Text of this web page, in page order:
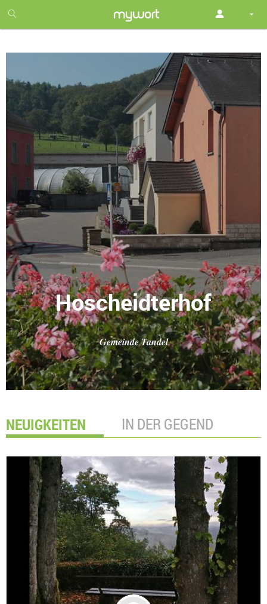
month
free
Hoscheidterhof
Gemeinde Tandel
NEUIGKEITEN IN DER GEGEND